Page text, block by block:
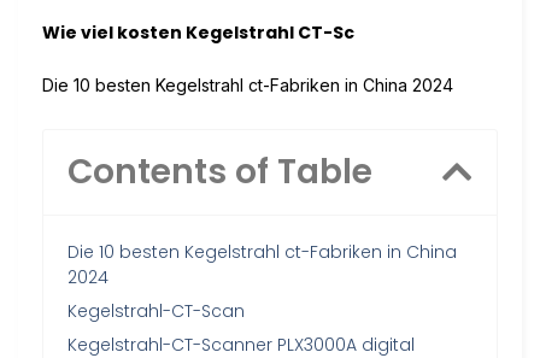
Wie viel kosten Kegelstrahl CT-Sc
Die 10 besten Kegelstrahl ct-Fabriken in China 2024
Contents of Table
Die 10 besten Kegelstrahl ct-Fabriken in China
2024
Kegelstrahl-CT-Scan
Kegelstrahl-CT-Scanner PLX3000A digital